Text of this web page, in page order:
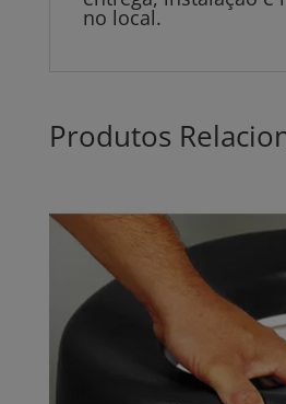
no local.
Produtos